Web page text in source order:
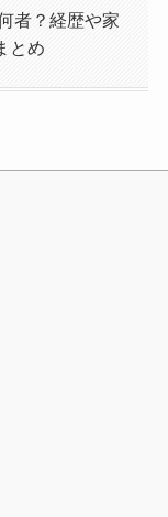
者？経歴や家
とめ